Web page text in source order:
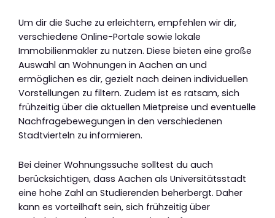
Um dir die Suche zu erleichtern, empfehlen wir dir,
verschiedene Online-Portale sowie lokale
Immobilienmakler zu nutzen. Diese bieten eine große
Auswahl an Wohnungen in Aachen an und
ermöglichen es dir, gezielt nach deinen individuellen
Vorstellungen zu filtern. Zudem ist es ratsam, sich
frühzeitig über die aktuellen Mietpreise und eventuelle
Nachfragebewegungen in den verschiedenen
Stadtvierteln zu informieren.
Bei deiner Wohnungssuche solltest du auch
berücksichtigen, dass Aachen als Universitätsstadt
eine hohe Zahl an Studierenden beherbergt. Daher
kann es vorteilhaft sein, sich frühzeitig über